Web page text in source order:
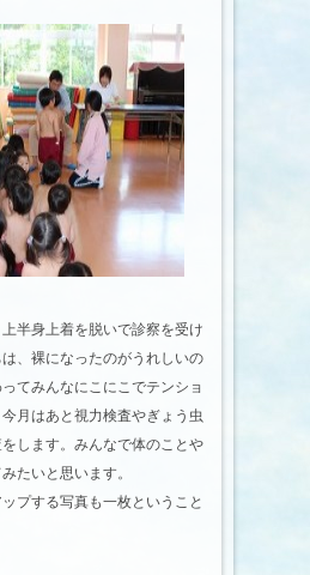
半身上着を脱いで診察を受け
、裸になったのがうれしいの
てみんなにこにこでテンショ
月はあと視力検査やぎょう虫
します。みんなで体のことや
たいと思います。
プする写真も一枚ということ